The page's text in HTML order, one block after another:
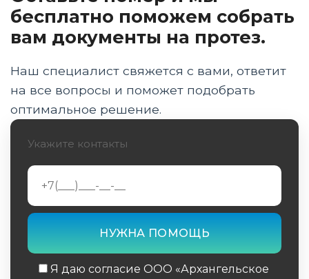
Особенности и преимущества купальных
Процесс подбора и адаптации купального
протеза
протезами
Адаптивный водный спорт и
Влияние купальных протезов на качество
жизни
бесплатно поможем собрать
вам документы на протез.
Наш специалист свяжется с вами, ответит
на все вопросы и поможет подобрать
оптимальное решение.
Укажите контакты
Я даю согласие ООО «Архангельское